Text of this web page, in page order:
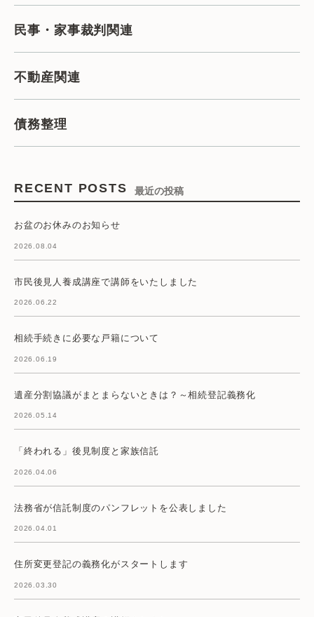
民事・家事裁判関連
不動産関連
債務整理
RECENT POSTS 最近の投稿
お盆のお休みのお知らせ
2026.08.04
市民後見人養成講座で講師をいたしました
2026.06.22
相続手続きに必要な戸籍について
2026.06.19
遺産分割協議がまとまらないときは？～相続登記義務化
2026.05.14
「終われる」後見制度と家族信託
2026.04.06
法務省が信託制度のパンフレットを公表しました
2026.04.01
住所変更登記の義務化がスタートします
2026.03.30